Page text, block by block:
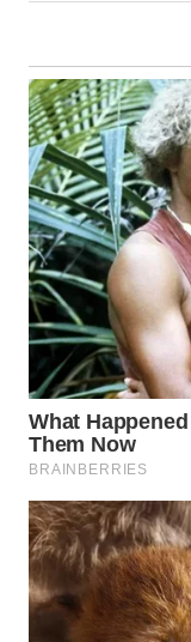
WN
LANGKAT
WN
TAPANULI
SELATAN
WN
TANJUNG
LESUNG
WN
KARO
WN
SIMALUNGUN
LABUHANBATU